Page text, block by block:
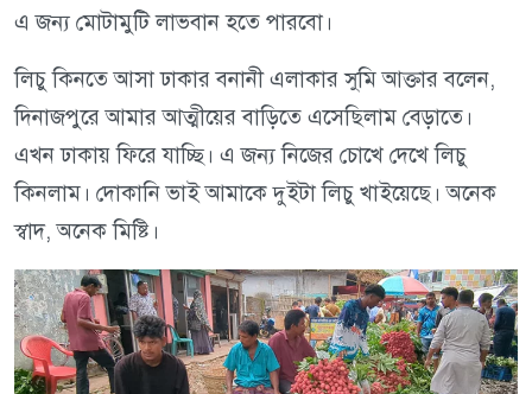
এ জন্য মোটামুটি লাভবান হতে পারবো।
লিচু কিনতে আসা ঢাকার বনানী এলাকার সুমি আক্তার বলেন,
দিনাজপুরে আমার আত্মীয়ের বাড়িতে এসেছিলাম বেড়াতে।
এখন ঢাকায় ফিরে যাচ্ছি। এ জন্য নিজের চোখে দেখে লিচু
কিনলাম। দোকানি ভাই আমাকে দুইটা লিচু খাইয়েছে। অনেক
স্বাদ, অনেক মিষ্টি।